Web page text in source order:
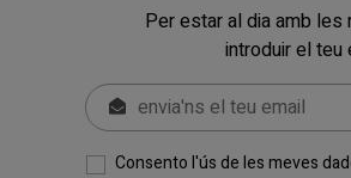
Per estar al dia amb
introduir el teu
Consento l'ús de les meves